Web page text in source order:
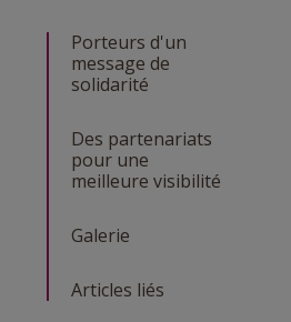
Porteurs d'un
message de
solidarité
Des partenariats
pour une
meilleure visibilité
Galerie
Articles liés